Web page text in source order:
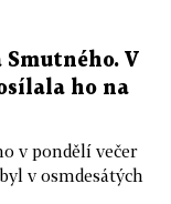
V
ho na
v pondělí večer
v osmdesátých